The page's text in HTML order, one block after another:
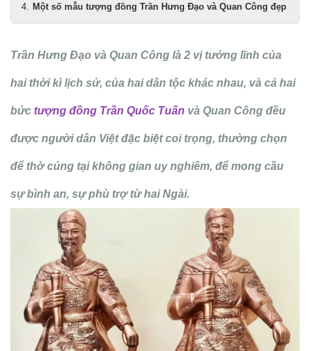
Một số mẫu tượng đồng Trần Hưng Đạo và Quan Công đẹp
Trần Hưng Đạo và Quan Công là 2 vị tướng lĩnh của
hai thời kì lịch sử, của hai dân tộc khác nhau, và cả hai
bức tượng đồng Trần Quốc Tuấn và Quan Công đều
được người dân Việt đặc biệt coi trọng, thường chọn
để thờ cúng tại không gian uy nghiêm, để mong cầu
sự bình an, sự phù trợ từ hai Ngài.